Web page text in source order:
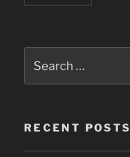
for:
RECENT POSTS